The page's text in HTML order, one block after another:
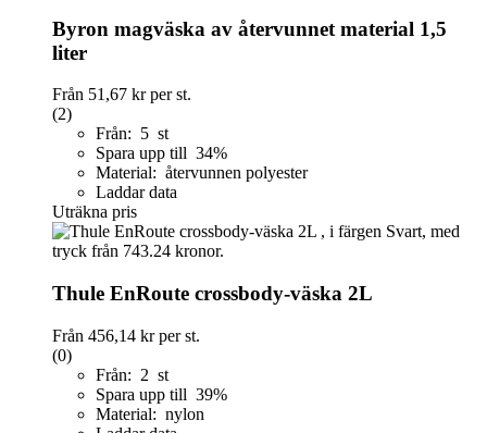
Byron magväska av återvunnet material 1,5
liter
Från 51,67 krper st.
(2)
Från: 5 st
Spara upp till 34%
Material: återvunnen polyester
Laddar data
Uträkna pris
Thule EnRoute crossbody-väska 2L
Från 456,14 krper st.
(0)
Från: 2 st
Spara upp till 39%
Material: nylon